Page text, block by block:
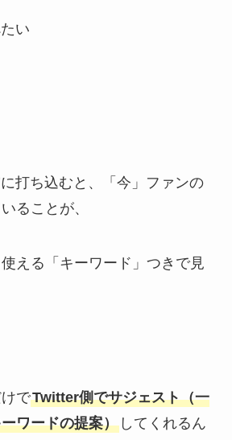
い
打ち込むと、「今」ファンの
ることが、
える「キーワード」つきで見
でTwitter側でサジェスト（一
ワードの提案）してくれるん